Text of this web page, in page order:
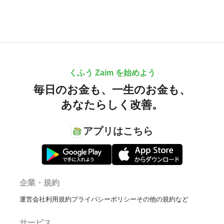
くふう Zaim を始めよう
毎日のお金も、 一生のお金も、
あなたらしく改善。
アプリはこちら
企業・規約
運営会社利用規約プライバシーポリシーその他の規約など